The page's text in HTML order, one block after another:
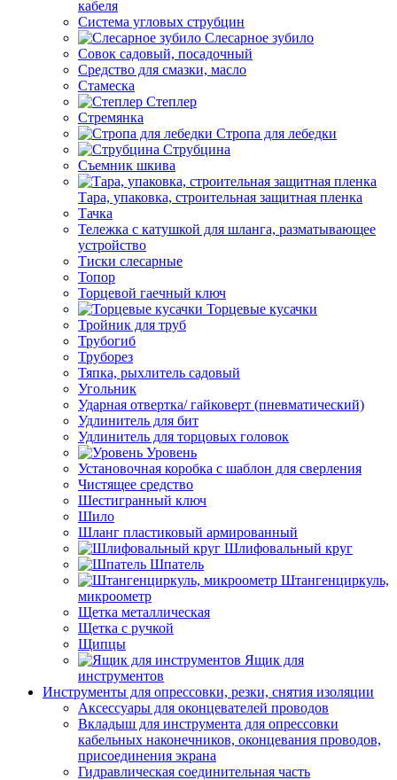
кабеля
Система угловых струбцин
Слесарное зубило
Совок садовый, посадочный
Средство для смазки, масло
Стамеска
Степлер
Стремянка
Стропа для лебедки
Струбцина
Съемник шкива
Тара, упаковка, строительная защитная пленка
Тачка
Тележка с катушкой для шланга, разматывающее
устройство
Тиски слесарные
Топор
Торцевой гаечный ключ
Торцевые кусачки
Тройник для труб
Трубогиб
Труборез
Тяпка, рыхлитель садовый
Угольник
Ударная отвертка/ гайковерт (пневматический)
Удлинитель для бит
Удлинитель для торцовых головок
Уровень
Установочная коробка с шаблон для сверления
Чистящее средство
Шестигранный ключ
Шило
Шланг пластиковый армированный
Шлифовальный круг
Шпатель
Штангенциркуль,
микроометр
Щетка металлическая
Щетка с ручкой
Щипцы
Ящик для
инструментов
Инструменты для опрессовки, резки, снятия изоляции
Аксессуары для оконцевателей проводов
Вкладыш для инструмента для опрессовки
кабельных наконечников, оконцевания проводов,
присоединения экрана
Гидравлическая соединительная часть